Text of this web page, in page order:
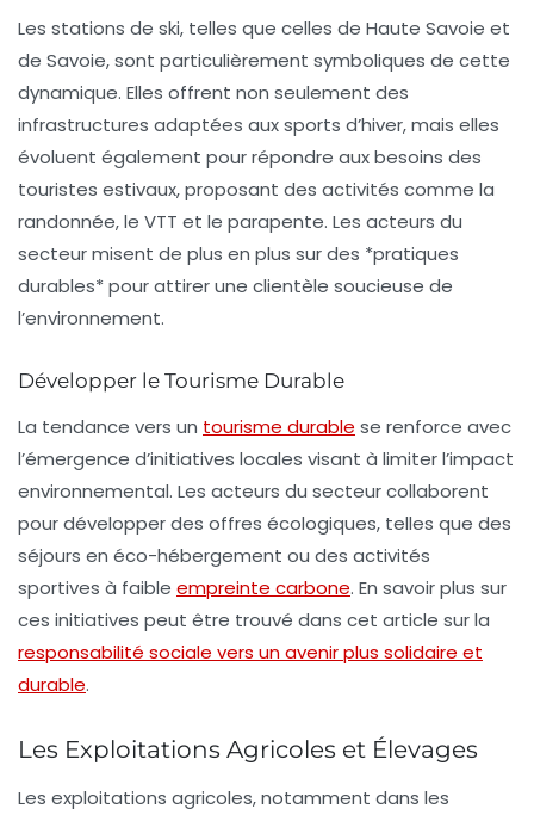
Les stations de ski, telles que celles de Haute Savoie et
de Savoie, sont particulièrement symboliques de cette
dynamique. Elles offrent non seulement des
infrastructures adaptées aux sports d’hiver, mais elles
évoluent également pour répondre aux besoins des
touristes estivaux, proposant des activités comme la
randonnée, le VTT et le parapente. Les acteurs du
secteur misent de plus en plus sur des *pratiques
durables* pour attirer une clientèle soucieuse de
l’environnement.
Développer le Tourisme Durable
La tendance vers un tourisme durable se renforce avec
l’émergence d’initiatives locales visant à limiter l’impact
environnemental. Les acteurs du secteur collaborent
pour développer des offres écologiques, telles que des
séjours en éco-hébergement ou des activités
sportives à faible empreinte carbone. En savoir plus sur
ces initiatives peut être trouvé dans cet article sur la
responsabilité sociale vers un avenir plus solidaire et
durable.
Les Exploitations Agricoles et Élevages
Les exploitations agricoles, notamment dans les